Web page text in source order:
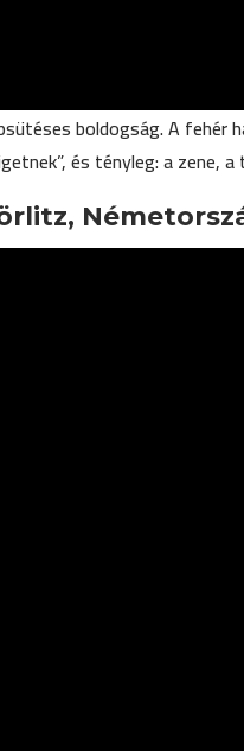
boldogság. A fehér
és tényleg: a zene,